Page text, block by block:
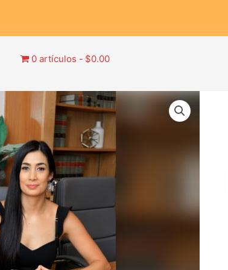
0 artículos $0.00